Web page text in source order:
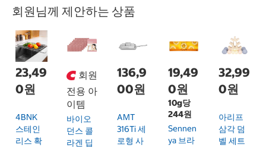
회원님께 제안하는 상품
23,49
0원
4BNK
스테인
리스 확
회원
전용 아
이템
바이오
던스 콜
라겐 딥
136,9
00원
AMT
316Ti 세
로형 사
19,49
0원
10g당
244원
Sennen
Ya 브라
32,99
0원
아리프
삼각 덤
벨 세트